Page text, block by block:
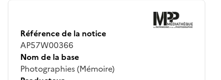
Référence de la notice
AP57W00366
Nom de la base
Photographies (Mémoire)